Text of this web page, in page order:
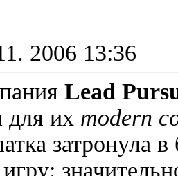
2006 13:36
Lead
для их modern
затронула